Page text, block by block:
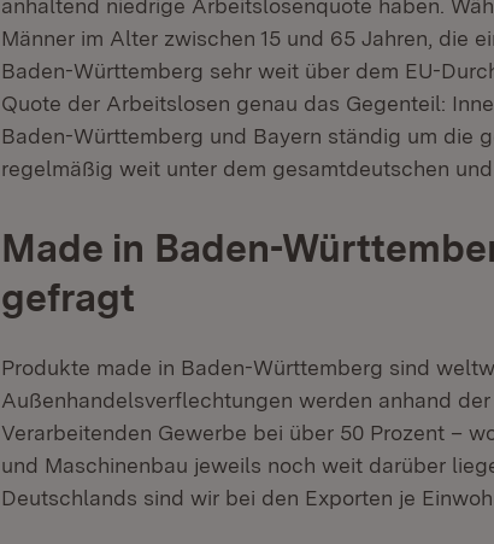
anhaltend niedrige Arbeitslosenquote haben.
Männer im Alter zwischen 15 und 65 Jahren, die
Baden-Württemberg sehr weit über dem EU-
Quote der Arbeitslosen genau das Gegenteil:
Baden-Württemberg und Bayern ständig um die
regelmäßig weit unter dem gesamtdeutschen
Made in Baden-
gefragt
Produkte made in Baden-Württemberg sind
Außenhandelsverflechtungen werden anhand
Verarbeitenden Gewerbe bei über 50 Prozent –
und Maschinenbau jeweils noch weit darüber
Deutschlands sind wir bei den Exporten je